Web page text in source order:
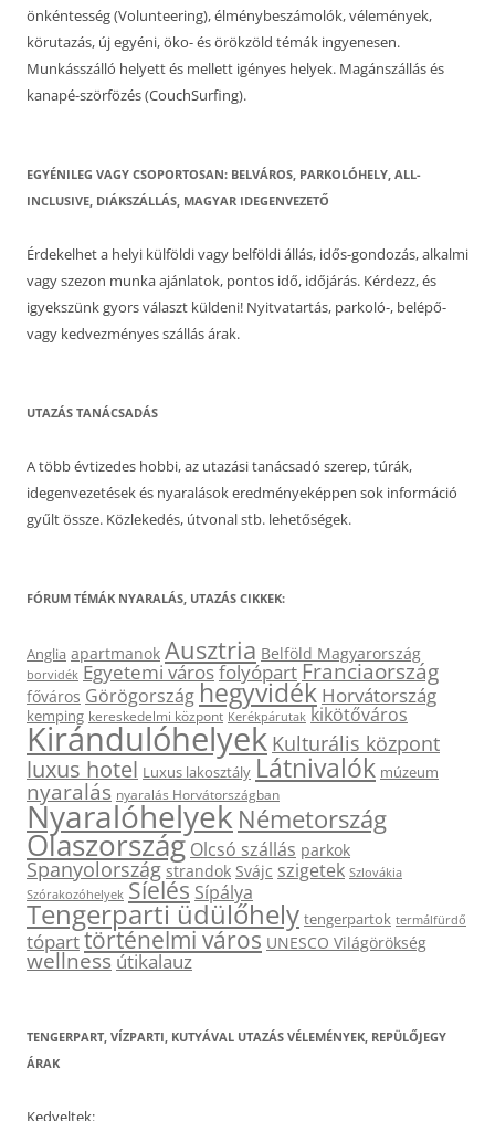
önkéntesség (Volunteering), élménybeszámolók, vélemények,
körutazás, új egyéni, öko- és örökzöld témák ingyenesen.
Munkásszálló helyett és mellett igényes helyek. Magánszállás és
kanapé-szörfözés (CouchSurfing).
EGYÉNILEG VAGY CSOPORTOSAN: BELVÁROS, PARKOLÓHELY, ALL-
INCLUSIVE, DIÁKSZÁLLÁS, MAGYAR IDEGENVEZETŐ
Érdekelhet a helyi külföldi vagy belföldi állás, idős-gondozás, alkalmi
vagy szezon munka ajánlatok, pontos idő, időjárás. Kérdezz, és
igyekszünk gyors választ küldeni! Nyitvatartás, parkoló-, belépő-
vagy kedvezményes szállás árak.
UTAZÁS TANÁCSADÁS
A több évtizedes hobbi, az utazási tanácsadó szerep, túrák,
idegenvezetések és nyaralások eredményeképpen sok információ
gyűlt össze. Közlekedés, útvonal stb. lehetőségek.
FÓRUM TÉMÁK NYARALÁS, UTAZÁS CIKKEK:
Anglia apartmanok Ausztria Belföld Magyarország
borvidék Egyetemi városfolyópartFranciaország
főváros Görögországhegyvidék Horvátország
kemping kereskedelmi központ Kerékpárutak kikötőváros
Kirándulóhelyek Kulturális központ
luxus hotel Luxus lakosztály Látnivalók múzeum
nyaralás nyaralás Horvátországban
Nyaralóhelyek Németország
Olaszország Olcsó szállás parkok
Spanyolország strandok Svájc szigetek Szlovákia
Szórakozóhelyek Síelés Sípálya
Tengerparti üdülőhely tengerpartok termálfürdő
tóparttörténelmi város UNESCO Világörökség
wellnessútikalauz
TENGERPART, VÍZPARTI, KUTYÁVAL UTAZÁS VÉLEMÉNYEK, REPÜLŐJEGY
ÁRAK
Kedveltek: